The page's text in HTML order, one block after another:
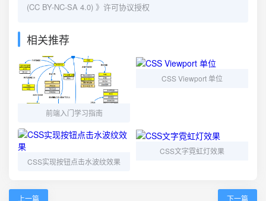
(CC BY-NC-SA 4.0) 》许可协议授权
相关推荐
前端入门学习指南
CSS Viewport 单位
CSS实现按钮点击水波纹效果
CSS文字霓虹灯效果
上一篇 下一篇